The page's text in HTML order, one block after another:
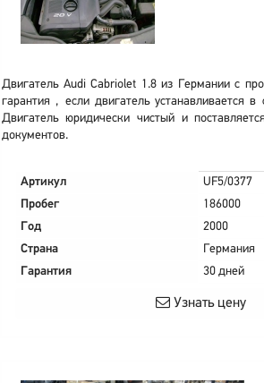
Двигатель Audi Cabriolet 1.8 из Германии с
гарантия , если двигатель устанавливается
Двигатель юридически чистый и
документов.
Артикул
UF5/0377
Пробег
186000
Год
2000
Страна
Германия
Гарантия
30 дней
Узнать цену